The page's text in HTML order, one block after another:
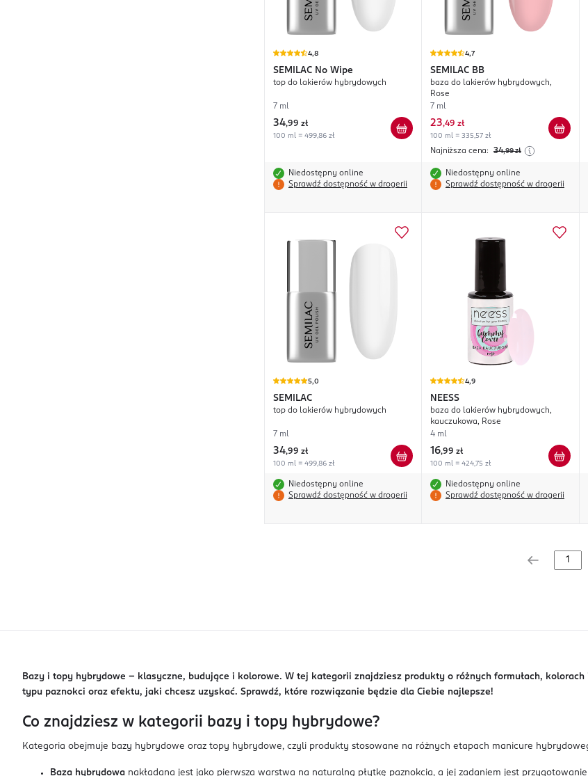
4,8
SEMILAC No Wipe
top do lakierów hybrydowych
7 ml
34,99 zł
100 ml = 499,86 zł
Niedostępny online
Sprawdź dostępność w drogerii
4,7
SEMILAC BB
baza do lakierów hybrydowych,
Rose
7 ml
23,49 zł
100 ml = 335,57 zł
Najniższa cena: 34,99 zł
Niedostępny online
Sprawdź dostępność w drogerii
5,0
SEMILAC
top do lakierów hybrydowych
7 ml
34,99 zł
100 ml = 499,86 zł
Niedostępny online
Sprawdź dostępność w drogerii
4,9
NEESS
baza do lakierów hybrydowych,
kauczukowa, Rose
4 ml
16,99 zł
100 ml = 424,75 zł
Niedostępny online
Sprawdź dostępność w drogerii
Bazy i topy hybrydowe – klasyczne, budujące i kolorowe. W tej kategorii znajdziesz produkty o różnych formułach,
typu paznokci oraz efektu, jaki chcesz uzyskać. Sprawdź, które rozwiązanie będzie dla Ciebie najlepsze!
Co znajdziesz w kategorii bazy i topy hybrydowe?
Kategoria obejmuje bazy hybrydowe oraz topy hybrydowe, czyli produkty stosowane na różnych etapach manicure
Baza hybrydowa nakładana jest jako pierwsza warstwa na naturalną płytkę paznokcia, a jej zadaniem jest